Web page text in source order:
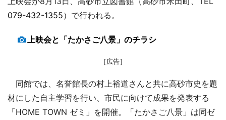
079-432-1355）で行われる。
上映会と「たかさご八景」のチラシ
［広告］
同館では、名誉館長の村上裕道さんと共に高砂市史を題
材にした自主学習を行い、市民に向けて成果を発表する
「HOME TOWN ゼミ」を開催。「たかさご八景」は同ゼ